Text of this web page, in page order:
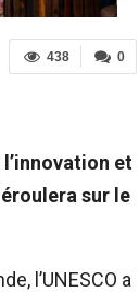
0
438
et
sur le
l’UNESCO a